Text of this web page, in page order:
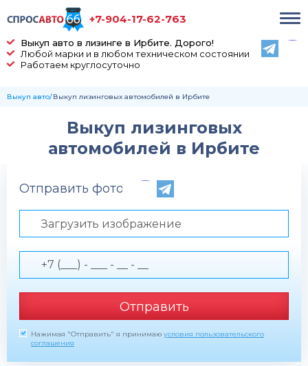
Выкуп авто в лизинге в Ирбите. Дорого!
Любой марки и в любом техническом состоянии
Работаем круглосуточно
+7-904-17-62-763
Выкуп авто Выкуп лизинговых автомобилей в Ирбите
Выкуп лизинговых
автомобилей в Ирбите
Отправить фото по телефону
Загрузить изображение
Отправить
Нажимая "Отправить" я принимаю условия пользовательского
соглашения